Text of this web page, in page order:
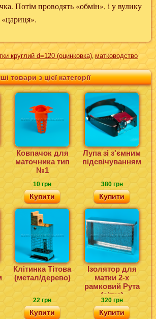
Потім проводять «обмін», і у вулику
круглий d=120 (оцинковка), матководство
товари з цієї категорії
Ковпачок для
маточника тип
№1
10 грн
Купити
Лупа зі з'ємним
підсвічуванням
380 грн
Купити
Клітинка Тітова
(метал/дерево)
22 грн
Купити
Ізолятор для
матки 2-х
рамковий Рута
(сітка)
320 грн
Купити